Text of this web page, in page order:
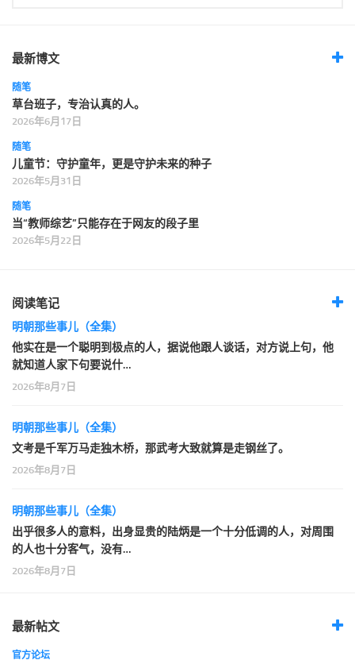
最新博文
随笔
草台班子，专治认真的人。
2026年6月17日
随笔
儿童节：守护童年，更是守护未来的种子
2026年5月31日
随笔
当“教师综艺”只能存在于网友的段子里
2026年5月22日
阅读笔记
明朝那些事儿（全集）
他实在是一个聪明到极点的人，据说他跟人谈话，对方说上句，他
就知道人家下句要说什…
2026年8月7日
明朝那些事儿（全集）
文考是千军万马走独木桥，那武考大致就算是走钢丝了。
2026年8月7日
明朝那些事儿（全集）
出乎很多人的意料，出身显贵的陆炳是一个十分低调的人，对周围
的人也十分客气，没有…
2026年8月7日
最新帖文
官方论坛